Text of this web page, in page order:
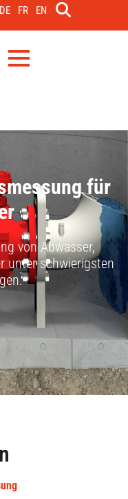
DE FR EN
für
von Abwasser,
unter schwierigsten